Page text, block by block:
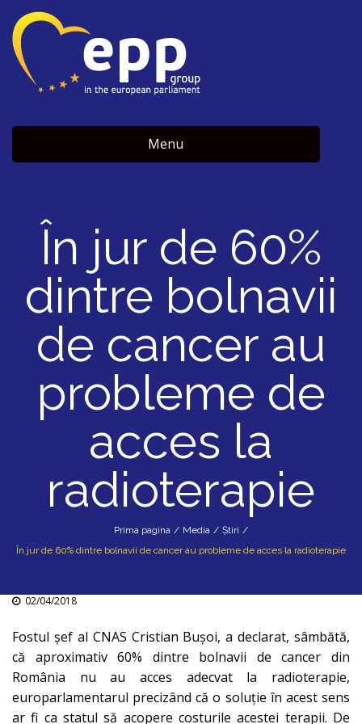
Menu
În jur de 60%
dintre bolnavii
de cancer au
probleme de
acces la
radioterapie
Prima pagina / Media / Știri /
În jur de 60% dintre bolnavii de cancer au probleme de acces la radioterapie
02/04/2018
Fostul şef al CNAS Cristian Buşoi, a declarat, sâmbătă,
că aproximativ 60% dintre bolnavii de cancer din
România nu au acces adecvat la radioterapie,
europarlamentarul precizând că o soluţie în acest sens
ar fi ca statul să acopere costurile acestei terapii. De